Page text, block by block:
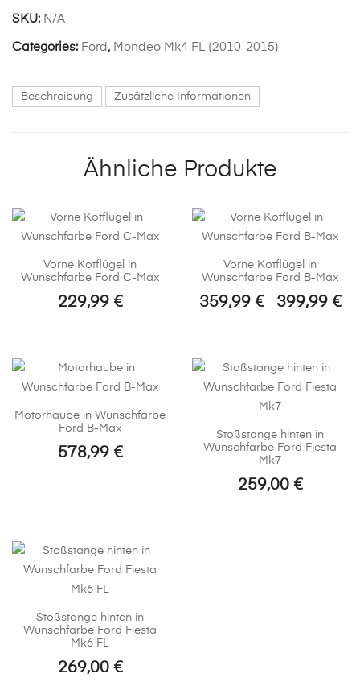
SKU: N/A
Categories: Ford , Mondeo Mk4 FL (2010-2015)
Beschreibung Zusätzliche Informationen
Ähnliche Produkte
Vorne Kotflügel in
Wunschfarbe Ford C-Max
229,99 €
weist
mehrere
auf.
Optionen
gewählt
werden
Vorne Kotflügel in
Wunschfarbe Ford B-Max
359,99 € – 399,99 €
weist
mehrere
Varianten
Die
Optionen
können
Motorhaube in Wunschfarbe
Ford B-Max
578,99 €
Stoßstange hinten in
Wunschfarbe Ford Fiesta
Mk7
259,00 €
Stoßstange hinten in
Wunschfarbe Ford Fiesta
Mk6 FL
269,00 €